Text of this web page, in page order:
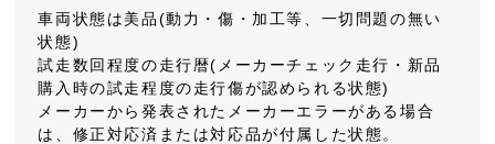
車両状態は美品(動力・傷・加工等、一切問題の無い
状態)
試走数回程度の走行暦(メーカーチェック走行・新品
購入時の試走程度の走行傷が認められる状態)
メーカーから発表されたメーカーエラーがある場合
は、修正対応済または対応品が付属した状態。